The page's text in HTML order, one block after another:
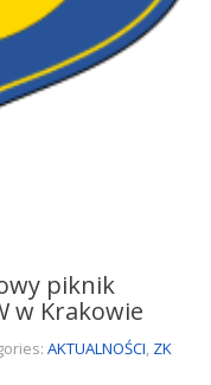
piknik
w Krakowie
AKTUALNOŚCI, ZK